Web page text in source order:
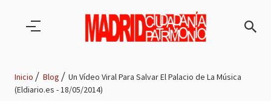
Inicio Blog
Un Vídeo Viral Para Salvar El Palacio de La Música
(Eldiario.es - 18/05/2014)